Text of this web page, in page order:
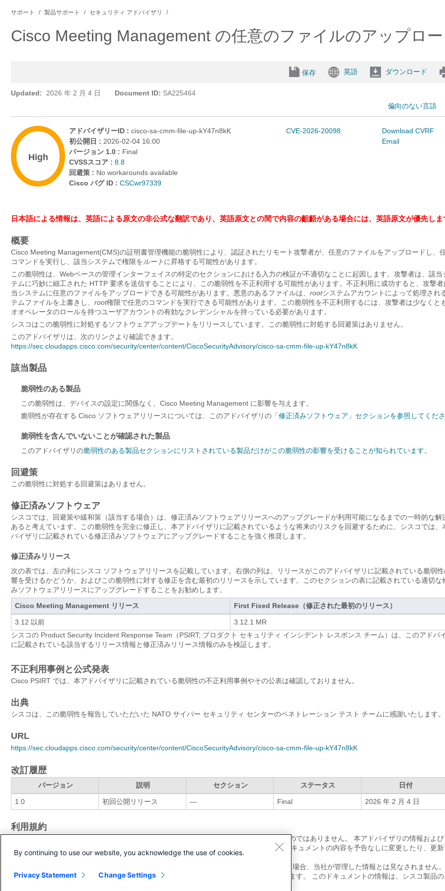
サポート 製品サポート セキュリティ アドバイザリ
Cisco Meeting Management の任意のファイルのアップロ
保存 英語 ダウンロード
Updated: 2026 年 2 月 4 日 Document ID: SA225464
偏向のない言語
High
アドバイザリーID :cisco-sa-cmm-file-up-kY47n8kK
初公開日 : 2026-02-04 16:00
バージョン 1.0 : Final
CVSSスコア :8.8
回避策 : No workarounds available
Cisco バグ ID :CSCwr97339
CVE-2026-20098
Download CVRF
Email
日本語による情報は、英語による原文の非公式な翻訳であり、英語原文との間で内容の齟齬がある場合には、英語原文が優先しま
概要
Cisco Meeting Management(CMS)の証明書管理機能の脆弱性により、認証されたリモート攻撃者が、任意のファイルをアップロードし、
コマンドを実行し、該当システムで権限をルートに昇格する可能性があります。
この脆弱性は、Webベースの管理インターフェイスの特定のセクションにおける入力の検証が不適切なことに起因します。攻撃者は、該当
テムに巧妙に細工された HTTP 要求を送信することにより、この脆弱性を不正利用する可能性があります。不正利用に成功すると、攻撃者
当システムに任意のファイルをアップロードできる可能性があります。悪意のあるファイルは、 rootシステムアカウントによって処理され
テムファイルを上書きし、 root権限で任意のコマンドを実行できる可能性があります。この脆弱性を不正利用するには、攻撃者は少なくと
オオペレータのロールを持つユーザアカウントの有効なクレデンシャルを持っている必要があります。
シスコはこの脆弱性に対処するソフトウェアアップデートをリリースしています。この脆弱性に対処する回避策はありません。
このアドバイザリは、次のリンクより確認できます。
https://sec.cloudapps.cisco.com/security/center/content/CiscoSecurityAdvisory/cisco-sa-cmm-file-up-kY47n8kK
該当製品
脆弱性のある製品
この脆弱性は、デバイスの設定に関係なく、Cisco Meeting Management に影響を与えます。
脆弱性が存在する Cisco ソフトウェアリリースについては、このアドバイザリの「 修正済みソフトウェア」セクションを参照してくださ
脆弱性を含んでいないことが確認された製品
このアドバイザリの脆弱性のある製品セクションにリストされている製品だけがこの脆弱性の影響を受けることが知られています。
回避策
この脆弱性に対処する回避策はありません。
修正済みソフトウェア
シスコでは、回避策や緩和策（該当する場合）は、修正済みソフトウェアリリースへのアップグレードが利用可能になるまでの一時的な解
あると考えています。この脆弱性を完全に修正し、本アドバイザリに記載されているような将来のリスクを回避するために、シスコでは、
バイザリに記載されている修正済みソフトウェアにアップグレードすることを強く推奨します。
修正済みリリース
次の表では、左の列にシスコ ソフトウェアリリースを記載しています。右側の列は、リリースがこのアドバイザリに記載されている脆弱
響を受けるかどうか、およびこの脆弱性に対する修正を含む最初のリリースを示しています。このセクションの表に記載されている適切な
みソフトウェアリリースにアップグレードすることをお勧めします。
Cisco Meeting Management リリース
First Fixed Release（修正された最初のリリース）
3.12 以前
3.12.1 MR
シスコの Product Security Incident Response Team（PSIRT; プロダクト セキュリティ インシデント レスポンス チーム）は、このアドバ
に記載されている該当するリリース情報と修正済みリリース情報のみを検証します。
不正利用事例と公式発表
Cisco PSIRT では、本アドバイザリに記載されている脆弱性の不正利用事例やその公表は確認しておりません。
出典
シスコは、この脆弱性を報告していただいた NATO サイバー セキュリティ センターのペネトレーション テスト チームに感謝いたします。
URL
https://sec.cloudapps.cisco.com/security/center/content/CiscoSecurityAdvisory/cisco-sa-cmm-file-up-kY47n8kK
改訂履歴
バージョン 説明 セクション ステータス 日付
1.0 初回公開リリース — Final 2026 年 2 月 4 日
利用規約
本アドバイザリは無保証のものとしてご提供しており、いかなる種類の保証も示唆するものではありません。 本アドバイザリの情報およ
クの使用に関する責任の一切はそれらの使用者にあるものとします。 また、シスコは本ドキュメントの内容を予告なしに変更したり、更新
りする権利を有します。
本アドバイザリの記述内容に関して情報配信の URL を省略し、単独の転載や意訳を施した場合、当社が管理した情報とは見なされません
した情報は、事実誤認を引き起こしたり、重要な情報が欠落していたりする可能性があります。 このドキュメントの情報は、シスコ製品
By continuing to use our website, you acknowledge the use of cookies.
Privacy Statement Change Settings